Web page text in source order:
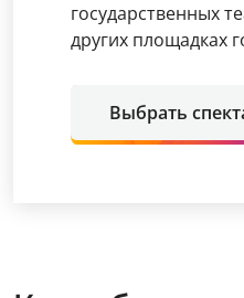
государственных
других площадках
Выбрать